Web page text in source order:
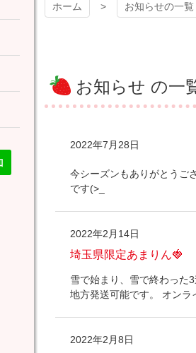
ホーム お知らせの一覧
お知らせ の一
2022年7月28日
今シーズンもありがとうご
です(>_
2022年2月14日
埼玉県限定あまりん🍓
雪で始まり、雪で終わった
地方発送可能です。 オンラ
2022年2月8日